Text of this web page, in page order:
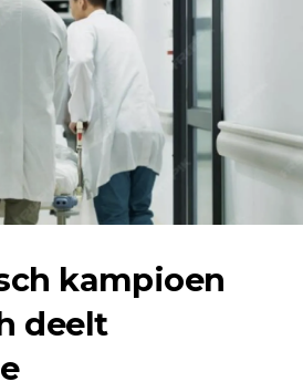
kampioen
deelt